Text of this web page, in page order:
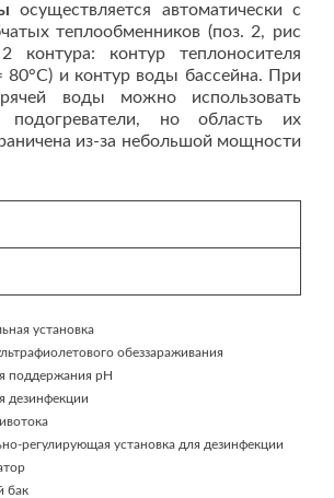
осуществляется автоматически с
теплообменников (поз. 2, рис
контур теплоносителя
80°С) и контур воды бассейна. При
воды можно использовать
подогреватели, но область их
из-за небольшой мощности
установка
обеззараживания
поддержания pH
дезинфекции
регулирующая установка для дезинфекции
бак